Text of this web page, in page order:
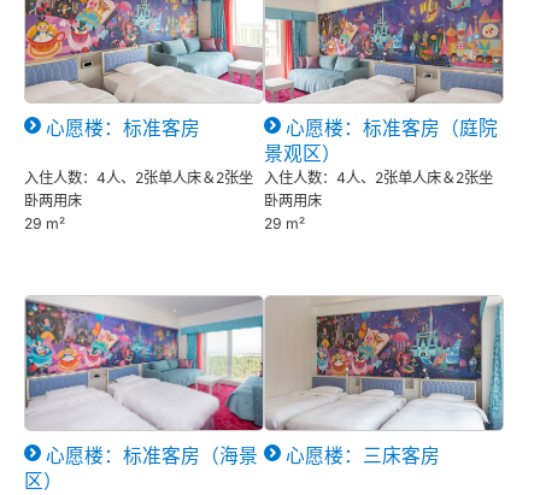
心愿楼：标准客房
入住人数：4人、2张单人床＆2张坐
卧两用床
29 m²
心愿楼：标准客房（庭院
景观区）
入住人数：4人、2张单人床＆2张坐
卧两用床
29 m²
心愿楼：标准客房（海景
区）
心愿楼：三床客房